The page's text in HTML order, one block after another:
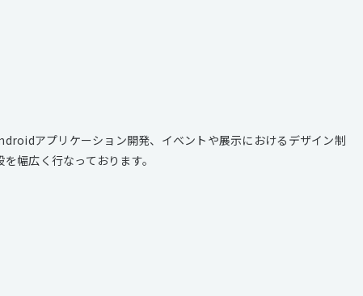
アプリケーション開発、イベントや展示におけるデザイン制
幅広く行なっております。